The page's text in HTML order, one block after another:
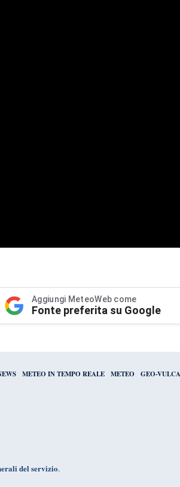
Aggiungi MeteoWeb come
Fonte preferita su Google
METEO IN TEMPO REALE METEO GEO-
del servizio.